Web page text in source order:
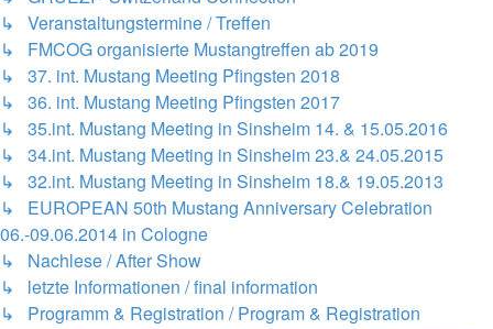
↳ Veranstaltungstermine / Treffen
↳ FMCOG organisierte Mustangtreffen ab 2019
↳ 37. int. Mustang Meeting Pfingsten 2018
↳ 36. int. Mustang Meeting Pfingsten 2017
↳ 35.int. Mustang Meeting in Sinsheim 14. & 15.05.2016
↳ 34.int. Mustang Meeting in Sinsheim 23.& 24.05.2015
↳ 32.int. Mustang Meeting in Sinsheim 18.& 19.05.2013
↳ EUROPEAN 50th Mustang Anniversary Celebration
06.-09.06.2014 in Cologne
↳ Nachlese / After Show
↳ letzte Informationen / final information
↳ Programm & Registration / Program & Registration